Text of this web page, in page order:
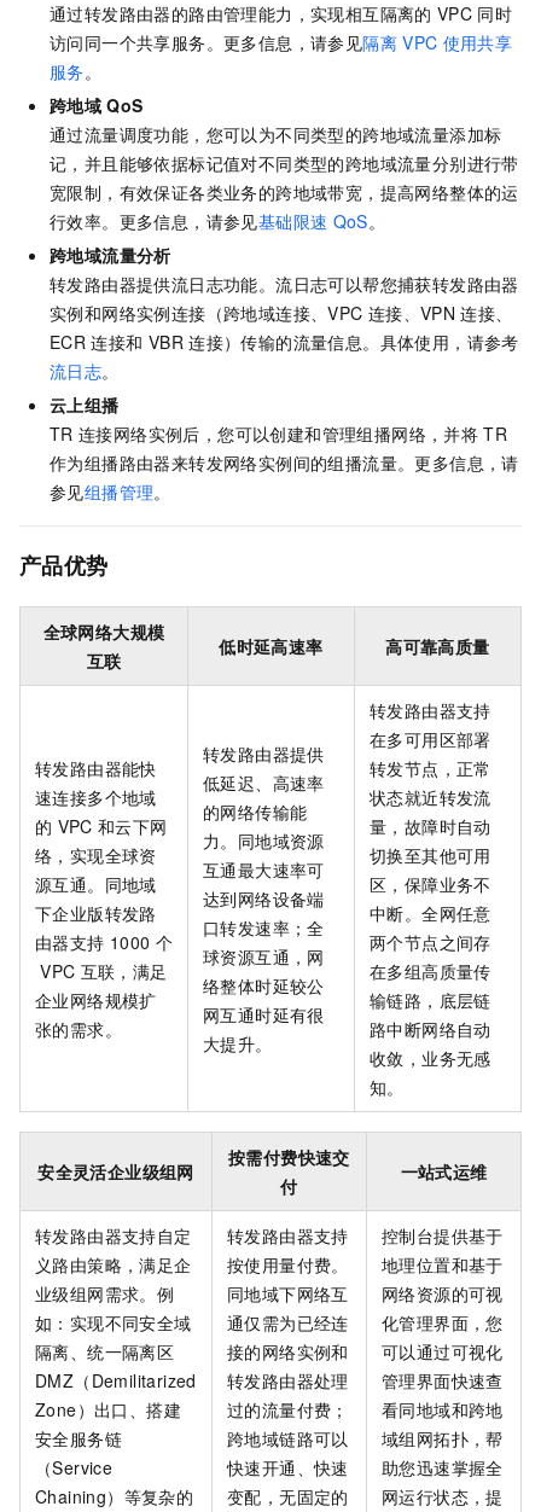
通过转发路由器的路由管理能力，实现相互隔离的 VPC 同时
访问同一个共享服务。 更多信息，请参见隔离 VPC 使用共享
服务。
跨地域 QoS
通过流量调度功能，您可以为不同类型的跨地域流量添加标
记，并且能够依据标记值对不同类型的跨地域流量分别进行带
宽限制，有效保证各类业务的跨地域带宽，提高网络整体的运
行效率。更多信息，请参见基础限速 QoS。
跨地域流量分析
转发路由器提供流日志功能。流日志可以帮您捕获转发路由器
实例和网络实例连接（跨地域连接、VPC 连接、VPN 连接、
ECR 连接和 VBR 连接）传输的流量信息。具体使用，请参考
流日志。
云上组播
TR 连接网络实例后，您可以创建和管理组播网络，并将 TR
作为组播路由器来转发网络实例间的组播流量。更多信息，请
参见组播管理。
产品优势
全球网络大规模
互联
低时延高速率 高可靠高质量
转发路由器能快
速连接多个地域
的 VPC 和云下网
络，实现全球资
源互通。同地域
下企业版转发路
由器支持 1000 个
VPC 互联，满足
企业网络规模扩
张的需求。
转发路由器提供
低延迟、高速率
的网络传输能
力。同地域资源
互通最大速率可
达到网络设备端
口转发速率；全
球资源互通，网
络整体时延较公
网互通时延有很
大提升。
转发路由器支持
在多可用区部署
转发节点，正常
状态就近转发流
量，故障时自动
切换至其他可用
区，保障业务不
中断。全网任意
两个节点之间存
在多组高质量传
输链路，底层链
路中断网络自动
收敛，业务无感
知。
安全灵活企业级组网
按需付费快速交
付
一站式运维
转发路由器支持自定
义路由策略，满足企
业级组网需求。例
如：实现不同安全域
隔离、统一隔离区
DMZ（Demilitarized
Zone）出口、搭建
安全服务链
（Service
Chaining）等复杂的
转发路由器支持
按使用量付费。
同地域下网络互
通仅需为已经连
接的网络实例和
转发路由器处理
过的流量付费；
跨地域链路可以
快速开通、快速
变配，无固定的
控制台提供基于
地理位置和基于
网络资源的可视
化管理界面，您
可以通过可视化
管理界面快速查
看同地域和跨地
域组网拓扑，帮
助您迅速掌握全
网运行状态，提